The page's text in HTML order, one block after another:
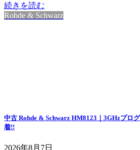
続きを読む
Rohde & Schwarz
中古 Rohde & Schwarz HM8123｜3GHzプロ
着!!
2026年8月7日